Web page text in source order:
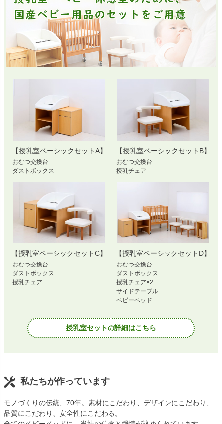
【授乳室ベーシックセットA】 【授乳室ベーシックセットB】
おむつ交換台
ダストボックス
おむつ交換台
授乳チェア
【授乳室ベーシックセットC】 【授乳室ベーシックセットD】
おむつ交換台
ダストボックス
授乳チェア
おむつ交換台
ダストボックス
授乳チェア×2
サイドテーブル
ベビーベッド
授乳室セットの詳細はこちら
私たちが作っています
モノづくりの伝統、70年。素材にこだわり、デザインにこだわり、
品質にこだわり、安全性にこだわる。